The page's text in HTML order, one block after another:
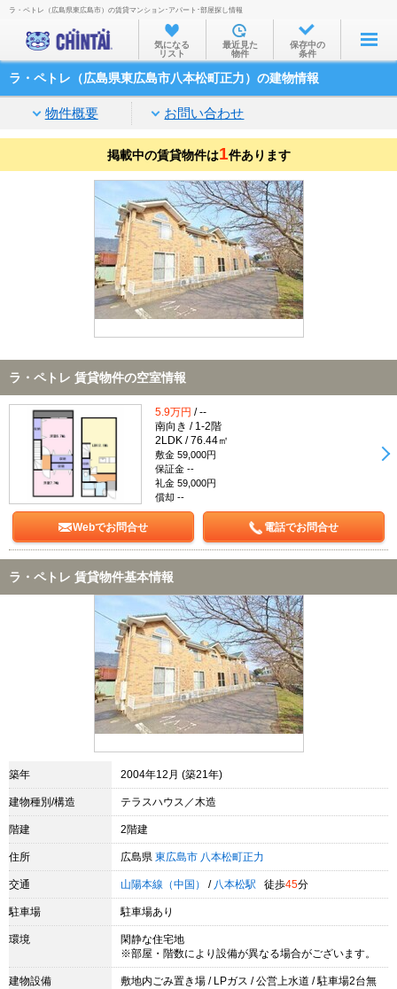
お部屋を探す
沿線・駅から
家賃相場から
通勤通学時間から
物件特集から
不動産会社から
TOP
ラ・ペトレ（広島県東広島市）の賃貸マンション･アパート･部屋探し情報
気になる
リスト
最近見た
物件
保存中の
条件
ラ・ペトレ（広島県東広島市八本松町正力）の建物情報
物件概要 お問い合わせ
掲載中の賃貸物件は1件あります
ラ・ペトレ 賃貸物件の空室情報
5.9万円 / --
南向き / 1-2階
2LDK / 76.44㎡
敷金 59,000円
保証金 --
礼金 59,000円
償却 --
Webでお問合せ 電話でお問合せ
ラ・ペトレ 賃貸物件基本情報
築年 2004年12月 (築21年)
建物種別/構造 テラスハウス／木造
階建 2階建
住所 広島県 東広島市 八本松町正力
交通 山陽本線（中国） / 八本松駅 徒歩45分
駐車場 駐車場あり
環境
閑静な住宅地
※部屋・階数により設備が異なる場合がございます。
建物設備
敷地内ごみ置き場 / LPガス / 公営上水道 / 駐車場2台無